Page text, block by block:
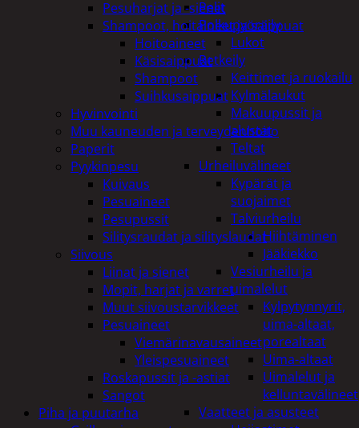
Pelit
Polkupyöräily
Lukot
Retkeily
Keittimet ja ruokailu
Kylmälaukut
Makuupussit ja
alustat
Teltat
Urheiluvälineet
Kypärät ja
suojaimet
Talviurheilu
Hiihtäminen
Jääkiekko
Vesiurheilu ja
uimalelut
Kylpytynnyrit,
uima-altaat,
porealtaat
Uima-altaat
Uimalelut ja
kelluntavälineet
Vaatteet ja asusteet
Pesuharjat ja -sienet
Shampoot, hoitaineet ja saippuat
Hoitoaineet
Käsisaippuat
Shampoot
Suihkusaippuat
Hyvinvointi
Muu kauneuden ja terveydenhoito
Paperit
Pyykinpesu
Kuivaus
Pesuaineet
Pesupussit
Silitysraudat ja silityslaudat
Siivous
Liinat ja sienet
Mopit, harjat ja varret
Muut siivoustarvikkeet
Pesuaineet
Viemärinavausaineet
Yleispesuaineet
Roskapussit ja -astiat
Sangot
Piha ja puutarha